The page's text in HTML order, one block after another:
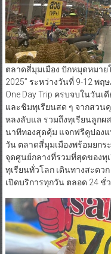
ตลาดสี่มุมเมือง ปักหมุดหมาย
2025” ระหว่างวันที่ 9-12 พฤ
One Day Trip ครบจบในวัน
และชิมทุเรียนสด ๆ จากสวน
หลงลับแล รวมถึงทุเรียนลูก
นาทีทองสุดคุ้ม แจกฟรีคูปอง
วัน ตลาดสี่มุมเมืองพร้อมยกร
จุดศูนย์กลางที่รวมที่สุดของทุ
ทุเรียนทั่วโลก เดินทางสะดว
เปิดบริการทุกวัน ตลอด 24 ชั่